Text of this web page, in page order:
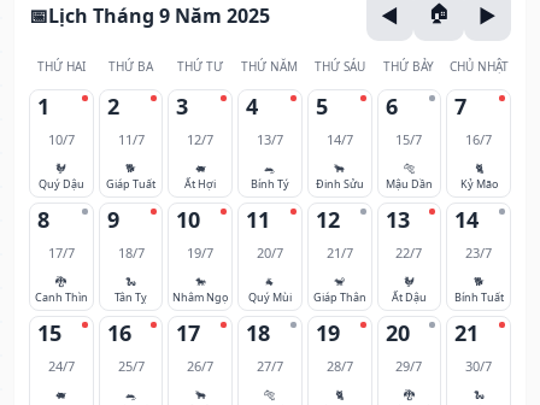
Lịch Tháng 9 Năm 2025
THỨ HAI THỨ BA THỨ TƯ THỨ NĂM THỨ SÁU THỨ BẢY CHỦ NHẬT
1
10/7
🐓
Quý Dậu
2
11/7
🐕
Giáp Tuất
3
12/7
🐖
Ất Hợi
4
13/7
🐀
Bính Tý
5
14/7
🐂
Đinh Sửu
6
15/7
🐅
Mậu Dần
7
16/7
🐈
Kỷ Mão
8
17/7
🐉
Canh Thìn
9
18/7
🐍
Tân Tỵ
10
19/7
🐎
Nhâm Ngọ
11
20/7
🐐
Quý Mùi
12
21/7
🐒
Giáp Thân
13
22/7
🐓
Ất Dậu
14
23/7
🐕
Bính Tuất
15
24/7
🐖
16
25/7
🐀
17
26/7
🐂
18
27/7
🐅
19
28/7
🐈
20
29/7
🐉
21
30/7
🐍